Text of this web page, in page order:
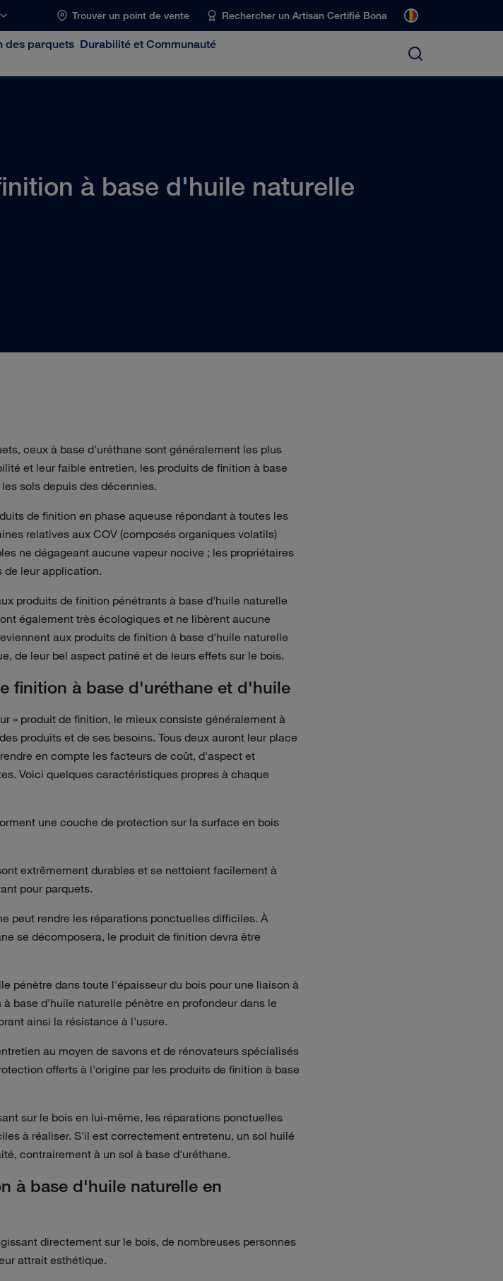
Trouver un point de vente Rechercher un Artisan Certifié Bona
des parquets Durabilité et Communauté
à base d'huile naturelle
ceux à base d'uréthane sont généralement les plus
et leur faible entretien, les produits de finition à base
sols depuis des décennies.
de finition en phase aqueuse répondant à toutes les
relatives aux COV (composés organiques volatils)
ne dégageant aucune vapeur nocive ; les propriétaires
de leur application.
produits de finition pénétrants à base d'huile naturelle
également très écologiques et ne libèrent aucune
aux produits de finition à base d'huile naturelle
de leur bel aspect patiné et de leurs effets sur le bois.
finition à base d'uréthane et d'huile
» produit de finition, le mieux consiste généralement à
produits et de ses besoins. Tous deux auront leur place
en compte les facteurs de coût, d'aspect et
Voici quelques caractéristiques propres à chaque
une couche de protection sur la surface en bois
extrêmement durables et se nettoient facilement à
pour parquets.
peut rendre les réparations ponctuelles difficiles. À
se décomposera, le produit de finition devra être
pénètre dans toute l'épaisseur du bois pour une liaison à
base d'huile naturelle pénètre en profondeur dans le
ainsi la résistance à l'usure.
au moyen de savons et de rénovateurs spécialisés
offerts à l'origine par les produits de finition à base
sur le bois en lui-même, les réparations ponctuelles
à réaliser. S'il est correctement entretenu, un sol huilé
contrairement à un sol à base d'uréthane.
à base d'huile naturelle en
directement sur le bois, de nombreuses personnes
attrait esthétique.